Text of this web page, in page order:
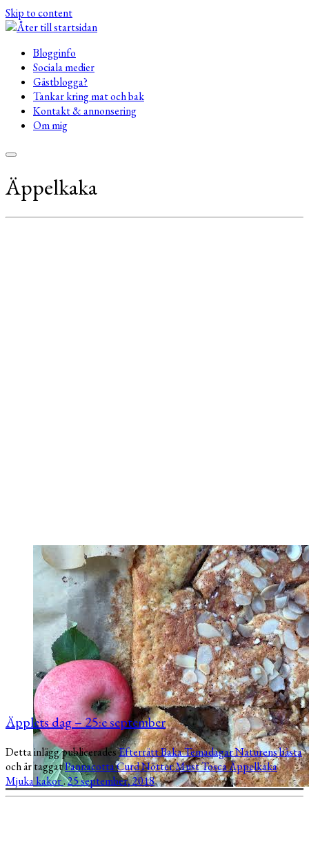
Skip to content
Blogginfo
Sociala medier
Gästblogga?
Tankar kring mat och bak
Kontakt & annonsering
Om mig
Äppelkaka
Äpplets dag – 25:e september
Detta inlägg publiceradesEfterrättBakaTemadagarNaturens bästa
och är taggatPannacottaCurdNötterMustToscaÄppelkaka
Mjuka kakor.25 september, 2018